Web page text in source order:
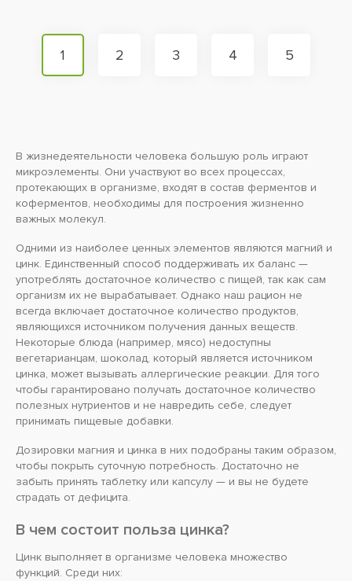
1 2 3 4 5
В жизнедеятельности человека большую роль играют
микроэлементы. Они участвуют во всех процессах,
протекающих в организме, входят в состав ферментов и
коферментов, необходимы для построения жизненно
важных молекул.
Одними из наиболее ценных элементов являются магний и
цинк. Единственный способ поддерживать их баланс —
употреблять достаточное количество с пищей, так как сам
организм их не вырабатывает. Однако наш рацион не
всегда включает достаточное количество продуктов,
являющихся источником получения данных веществ.
Некоторые блюда (например, мясо) недоступны
вегетарианцам, шоколад, который является источником
цинка, может вызывать аллергические реакции. Для того
чтобы гарантировано получать достаточное количество
полезных нутриентов и не навредить себе, следует
принимать пищевые добавки.
Дозировки магния и цинка в них подобраны таким образом,
чтобы покрыть суточную потребность. Достаточно не
забыть принять таблетку или капсулу — и вы не будете
страдать от дефицита.
В чем состоит польза цинка?
Цинк выполняет в организме человека множество
функций. Среди них: